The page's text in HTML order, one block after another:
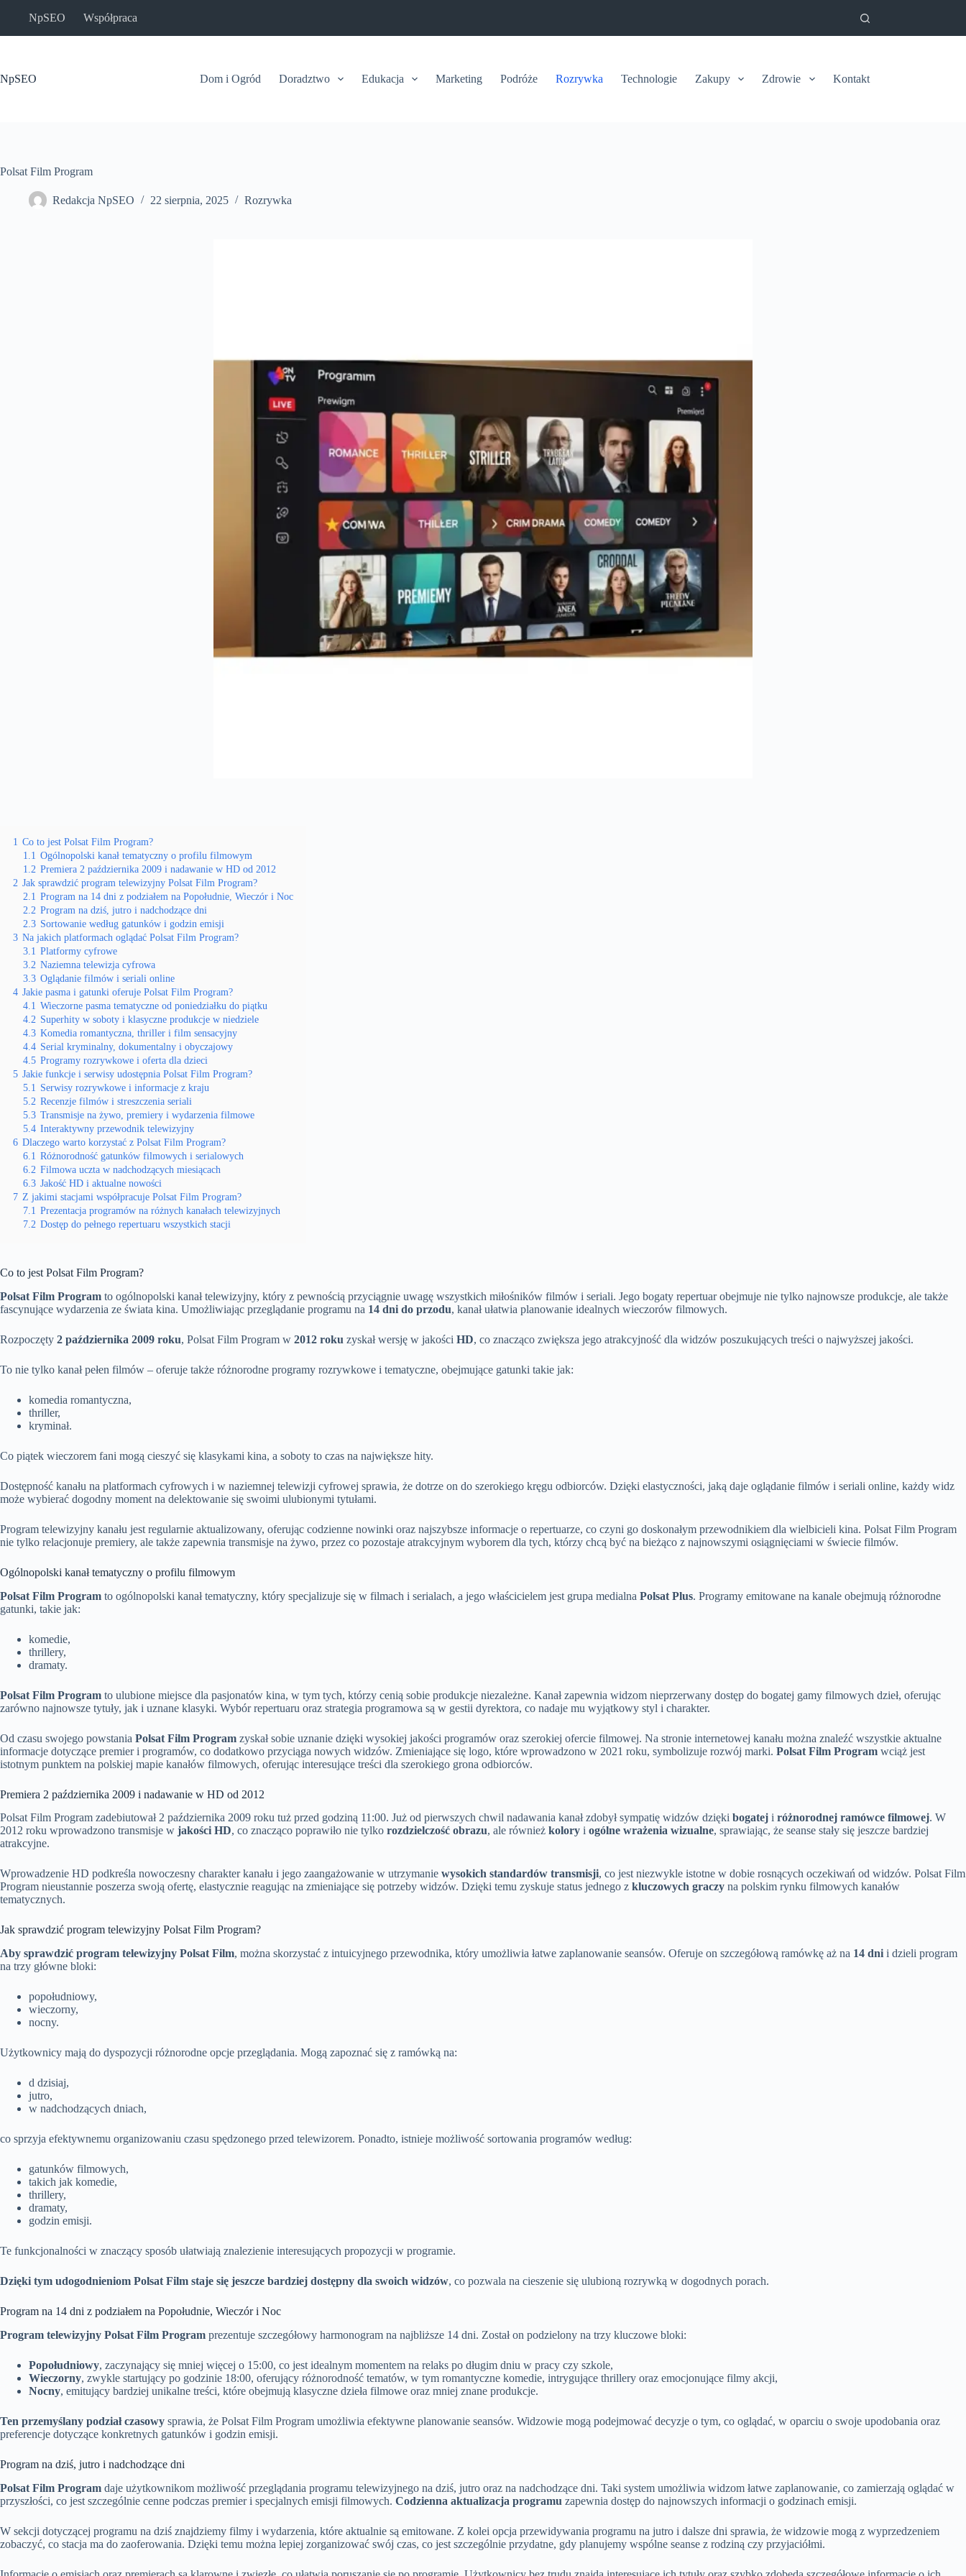
NpSEO Współpraca
NpSEO Dom i Ogród Doradztwo Edukacja Marketing Podróże Rozrywka Technologie Zakupy Zdrowie Kontakt
Polsat Film Program
Redakcja NpSEO 22 sierpnia, 2025 Rozrywka
1 Co to jest Polsat Film Program?
1.1 Ogólnopolski kanał tematyczny o profilu filmowym
1.2 Premiera 2 października 2009 i nadawanie w HD od 2012
2 Jak sprawdzić program telewizyjny Polsat Film Program?
2.1 Program na 14 dni z podziałem na Popołudnie, Wieczór i Noc
2.2 Program na dziś, jutro i nadchodzące dni
2.3 Sortowanie według gatunków i godzin emisji
3 Na jakich platformach oglądać Polsat Film Program?
3.1 Platformy cyfrowe
3.2 Naziemna telewizja cyfrowa
3.3 Oglądanie filmów i seriali online
4 Jakie pasma i gatunki oferuje Polsat Film Program?
4.1 Wieczorne pasma tematyczne od poniedziałku do piątku
4.2 Superhity w soboty i klasyczne produkcje w niedziele
4.3 Komedia romantyczna, thriller i film sensacyjny
4.4 Serial kryminalny, dokumentalny i obyczajowy
4.5 Programy rozrywkowe i oferta dla dzieci
5 Jakie funkcje i serwisy udostępnia Polsat Film Program?
5.1 Serwisy rozrywkowe i informacje z kraju
5.2 Recenzje filmów i streszczenia seriali
5.3 Transmisje na żywo, premiery i wydarzenia filmowe
5.4 Interaktywny przewodnik telewizyjny
6 Dlaczego warto korzystać z Polsat Film Program?
6.1 Różnorodność gatunków filmowych i serialowych
6.2 Filmowa uczta w nadchodzących miesiącach
6.3 Jakość HD i aktualne nowości
7 Z jakimi stacjami współpracuje Polsat Film Program?
7.1 Prezentacja programów na różnych kanałach telewizyjnych
7.2 Dostęp do pełnego repertuaru wszystkich stacji
Co to jest Polsat Film Program?
Polsat Film Program to ogólnopolski kanał telewizyjny, który z pewnością przyciągnie uwagę wszystkich miłośników filmów i seriali. Jego bogaty repertuar obejmuje nie tylko najnowsze produkcje, ale także
fascynujące wydarzenia ze świata kina. Umożliwiając przeglądanie programu na 14 dni do przodu, kanał ułatwia planowanie idealnych wieczorów filmowych.
Rozpoczęty 2 października 2009 roku, Polsat Film Program w 2012 roku zyskał wersję w jakości HD, co znacząco zwiększa jego atrakcyjność dla widzów poszukujących treści o najwyższej jakości.
To nie tylko kanał pełen filmów – oferuje także różnorodne programy rozrywkowe i tematyczne, obejmujące gatunki takie jak:
komedia romantyczna,
thriller,
kryminał.
Co piątek wieczorem fani mogą cieszyć się klasykami kina, a soboty to czas na największe hity.
Dostępność kanału na platformach cyfrowych i w naziemnej telewizji cyfrowej sprawia, że dotrze on do szerokiego kręgu odbiorców. Dzięki elastyczności, jaką daje oglądanie filmów i seriali online, każdy widz
może wybierać dogodny moment na delektowanie się swoimi ulubionymi tytułami.
Program telewizyjny kanału jest regularnie aktualizowany, oferując codzienne nowinki oraz najszybsze informacje o repertuarze, co czyni go doskonałym przewodnikiem dla wielbicieli kina. Polsat Film Program
nie tylko relacjonuje premiery, ale także zapewnia transmisje na żywo, przez co pozostaje atrakcyjnym wyborem dla tych, którzy chcą być na bieżąco z najnowszymi osiągnięciami w świecie filmów.
Ogólnopolski kanał tematyczny o profilu filmowym
Polsat Film Program to ogólnopolski kanał tematyczny, który specjalizuje się w filmach i serialach, a jego właścicielem jest grupa medialna Polsat Plus. Programy emitowane na kanale obejmują różnorodne
gatunki, takie jak:
komedie,
thrillery,
dramaty.
Polsat Film Program to ulubione miejsce dla pasjonatów kina, w tym tych, którzy cenią sobie produkcje niezależne. Kanał zapewnia widzom nieprzerwany dostęp do bogatej gamy filmowych dzieł, oferując
zarówno najnowsze tytuły, jak i uznane klasyki. Wybór repertuaru oraz strategia programowa są w gestii dyrektora, co nadaje mu wyjątkowy styl i charakter.
Od czasu swojego powstania Polsat Film Program zyskał sobie uznanie dzięki wysokiej jakości programów oraz szerokiej ofercie filmowej. Na stronie internetowej kanału można znaleźć wszystkie aktualne
informacje dotyczące premier i programów, co dodatkowo przyciąga nowych widzów. Zmieniające się logo, które wprowadzono w 2021 roku, symbolizuje rozwój marki. Polsat Film Program wciąż jest
istotnym punktem na polskiej mapie kanałów filmowych, oferując interesujące treści dla szerokiego grona odbiorców.
Premiera 2 października 2009 i nadawanie w HD od 2012
Polsat Film Program zadebiutował 2 października 2009 roku tuż przed godziną 11:00. Już od pierwszych chwil nadawania kanał zdobył sympatię widzów dzięki bogatej i różnorodnej ramówce filmowej. W
2012 roku wprowadzono transmisje w jakości HD, co znacząco poprawiło nie tylko rozdzielczość obrazu, ale również kolory i ogólne wrażenia wizualne, sprawiając, że seanse stały się jeszcze bardziej
atrakcyjne.
Wprowadzenie HD podkreśla nowoczesny charakter kanału i jego zaangażowanie w utrzymanie wysokich standardów transmisji, co jest niezwykle istotne w dobie rosnących oczekiwań od widzów. Polsat Film
Program nieustannie poszerza swoją ofertę, elastycznie reagując na zmieniające się potrzeby widzów. Dzięki temu zyskuje status jednego z kluczowych graczy na polskim rynku filmowych kanałów
tematycznych.
Jak sprawdzić program telewizyjny Polsat Film Program?
Aby sprawdzić program telewizyjny Polsat Film, można skorzystać z intuicyjnego przewodnika, który umożliwia łatwe zaplanowanie seansów. Oferuje on szczegółową ramówkę aż na 14 dni i dzieli program
na trzy główne bloki:
popołudniowy,
wieczorny,
nocny.
Użytkownicy mają do dyspozycji różnorodne opcje przeglądania. Mogą zapoznać się z ramówką na:
d dzisiaj,
jutro,
w nadchodzących dniach,
co sprzyja efektywnemu organizowaniu czasu spędzonego przed telewizorem. Ponadto, istnieje możliwość sortowania programów według:
gatunków filmowych,
takich jak komedie,
thrillery,
dramaty,
godzin emisji.
Te funkcjonalności w znaczący sposób ułatwiają znalezienie interesujących propozycji w programie.
Dzięki tym udogodnieniom Polsat Film staje się jeszcze bardziej dostępny dla swoich widzów, co pozwala na cieszenie się ulubioną rozrywką w dogodnych porach.
Program na 14 dni z podziałem na Popołudnie, Wieczór i Noc
Program telewizyjny Polsat Film Program prezentuje szczegółowy harmonogram na najbliższe 14 dni. Został on podzielony na trzy kluczowe bloki:
Popołudniowy, zaczynający się mniej więcej o 15:00, co jest idealnym momentem na relaks po długim dniu w pracy czy szkole,
Wieczorny, zwykle startujący po godzinie 18:00, oferujący różnorodność tematów, w tym romantyczne komedie, intrygujące thrillery oraz emocjonujące filmy akcji,
Nocny, emitujący bardziej unikalne treści, które obejmują klasyczne dzieła filmowe oraz mniej znane produkcje.
Ten przemyślany podział czasowy sprawia, że Polsat Film Program umożliwia efektywne planowanie seansów. Widzowie mogą podejmować decyzje o tym, co oglądać, w oparciu o swoje upodobania oraz
preferencje dotyczące konkretnych gatunków i godzin emisji.
Program na dziś, jutro i nadchodzące dni
Polsat Film Program daje użytkownikom możliwość przeglądania programu telewizyjnego na dziś, jutro oraz na nadchodzące dni. Taki system umożliwia widzom łatwe zaplanowanie, co zamierzają oglądać w
przyszłości, co jest szczególnie cenne podczas premier i specjalnych emisji filmowych. Codzienna aktualizacja programu zapewnia dostęp do najnowszych informacji o godzinach emisji.
W sekcji dotyczącej programu na dziś znajdziemy filmy i wydarzenia, które aktualnie są emitowane. Z kolei opcja przewidywania programu na jutro i dalsze dni sprawia, że widzowie mogą z wyprzedzeniem
zobaczyć, co stacja ma do zaoferowania. Dzięki temu można lepiej zorganizować swój czas, co jest szczególnie przydatne, gdy planujemy wspólne seanse z rodziną czy przyjaciółmi.